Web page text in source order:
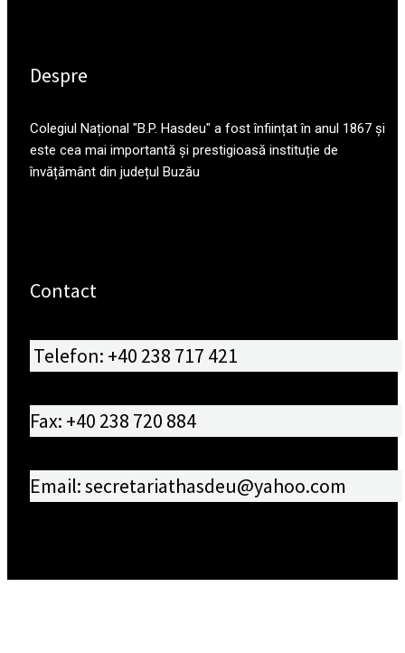
Despre
Colegiul Național "B.P. Hasdeu" a fost înființat în anul 1867 și
este cea mai importantă și prestigioasă instituție de
învățământ din județul Buzău
Contact
Telefon: +40 238 717 421
Fax: +40 238 720 884
Email: secretariathasdeu@yahoo.com